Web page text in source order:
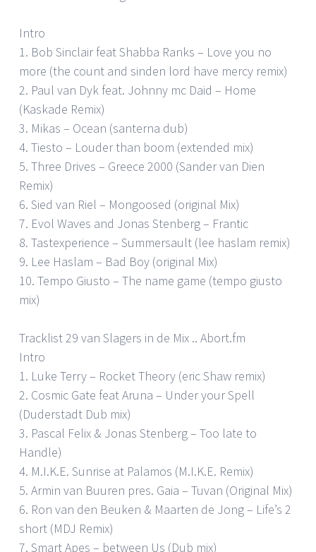
Intro
1. Bob Sinclair feat Shabba Ranks – Love you no
more (the count and sinden lord have mercy remix)
2. Paul van Dyk feat. Johnny mc Daid – Home
(Kaskade Remix)
3. Mikas – Ocean (santerna dub)
4. Tiesto – Louder than boom (extended mix)
5. Three Drives – Greece 2000 (Sander van Dien
Remix)
6. Sied van Riel – Mongoosed (original Mix)
7. Evol Waves and Jonas Stenberg – Frantic
8. Tastexperience – Summersault (lee haslam remix)
9. Lee Haslam – Bad Boy (original Mix)
10. Tempo Giusto – The name game (tempo giusto
mix)
Tracklist 29 van Slagers in de Mix .. Abort.fm
Intro
1. Luke Terry – Rocket Theory (eric Shaw remix)
2. Cosmic Gate feat Aruna – Under your Spell
(Duderstadt Dub mix)
3. Pascal Felix & Jonas Stenberg – Too late to
Handle)
4. M.I.K.E. Sunrise at Palamos (M.I.K.E. Remix)
5. Armin van Buuren pres. Gaia – Tuvan (Original Mix)
6. Ron van den Beuken & Maarten de Jong – Life’s 2
short (MDJ Remix)
7. Smart Apes – between Us (Dub mix)